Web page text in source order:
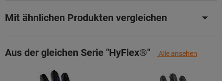
Mit ähnlichen Produkten vergleichen
Aus der gleichen Serie "HyFlex®" Alle ansehen